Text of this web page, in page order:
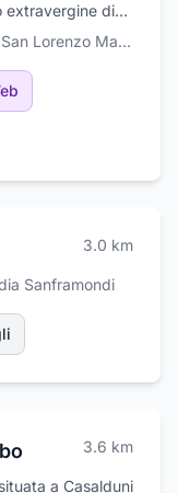
extravergine di
conto terzi a San
in olio
è specializzata
e aziende
San Lorenzo Maggiore
3.0 km
Sanframondi
3.6 km
a Casalduni